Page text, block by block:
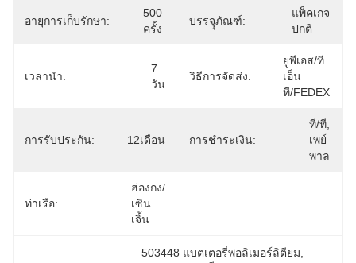
อายุการเก็บรักษา:
500
ครั้ง
บรรจุุภัณฑ์:
แพ็คเกจ
ปกติ
เวลานำ:
7
วัน
วิธีการจัดส่ง:
ยูพีเอส/ที
เอ็น
ที/FEDEX
การรับประกัน: 12เดือน การชำระเงิน:
ที/ที,
เพย์
พาล
ท่าเรือ:
ฮ่องกง/
เซิน
เจิ้น
503448 แบตเตอรี่พอลิเมอร์ลิตียม